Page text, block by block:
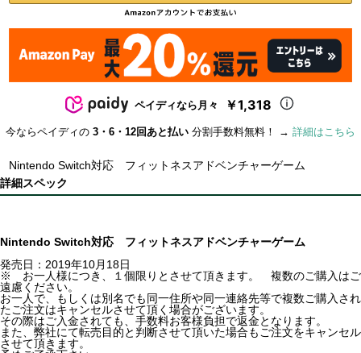
ペイディなら月々 ￥1,318
今ならペイディの 3・6・12回あと払い 分割手数料無料！ → 詳細はこちら
Nintendo Switch対応 フィットネスアドベンチャーゲーム
詳細スペック
Nintendo Switch対応 フィットネスアドベンチャーゲーム
発売日：2019年10月18日
※ お一人様につき、１個限りとさせて頂きます。 複数のご購入はご
遠慮ください。
お一人で、もしくは別名でも同一住所や同一連絡先等で複数ご購入され
たご注文はキャンセルさせて頂く場合がございます。
その際はご入金されても、手数料お客様負担で返金となります。
また、弊社にて転売目的と判断させて頂いた場合もご注文をキャンセル
させて頂きます。